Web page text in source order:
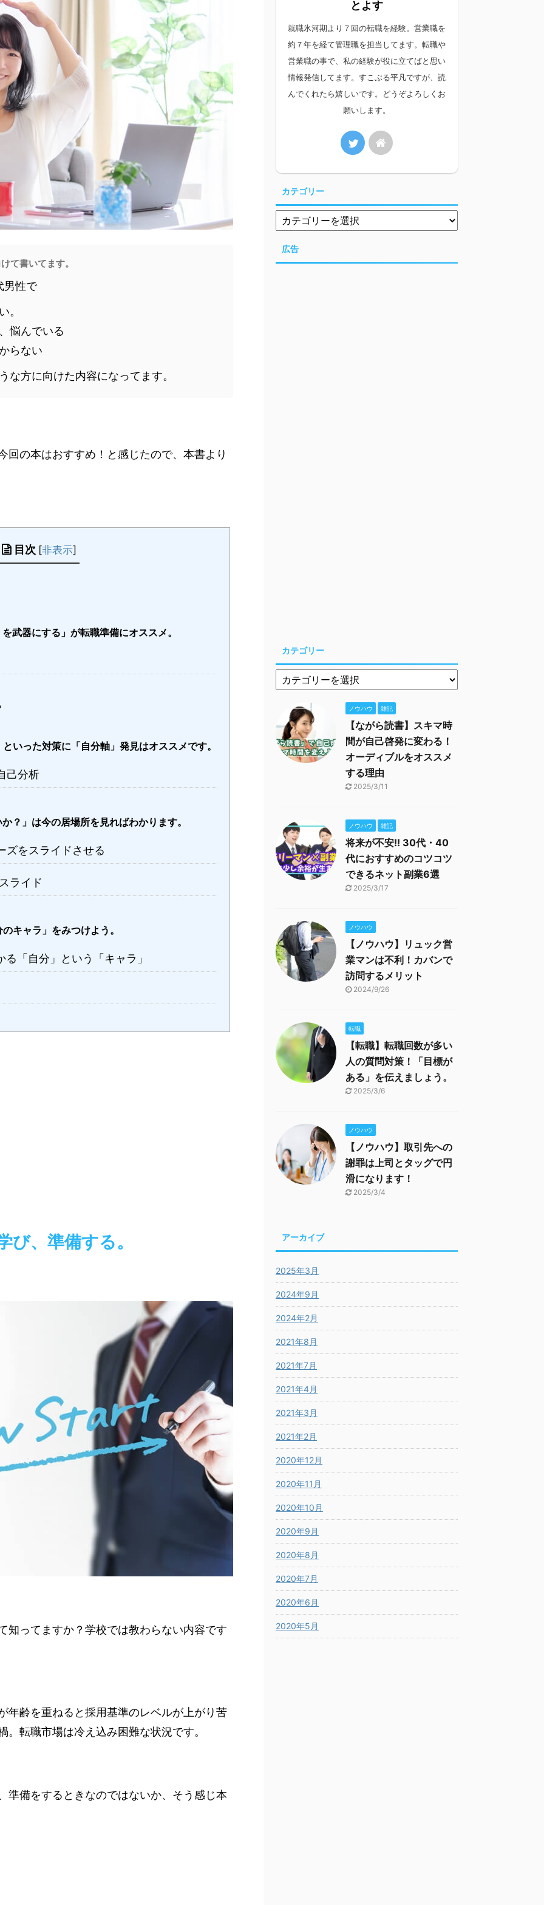
て書いてます。
男性で
。
悩んでいる
らない
な方に向けた内容になってます。
回の本はおすすめ！と感じたので、本書より
目次 [非表示]
武器にする」が転職準備にオススメ。
いった対策に「自分軸」発見はオススメです。
己分析
？」は今の居場所を見ればわかります。
をスライドさせる
ライド
キャラ」をみつけよう。
「自分」という「キャラ」
び、準備する。
知ってますか？学校では教わらない内容です
年齢を重ねると採用基準のレベルが上がり苦
転職市場は冷え込み困難な状況です。
準備をするときなのではないか、そう感じ本
とよす
就職氷河期より７回の転職を経験。営業職を
約７年を経て管理職を担当してます。転職や
営業職の事で、私の経験が役に立てばと思い
情報発信してます。すこぶる平凡ですが、読
んでくれたら嬉しいです。どうぞよろしくお
願いします。
カテゴリー
広告
カテゴリー
ノウハウ 雑記
【ながら読書】スキマ時
間が自己啓発に変わる！
オーディブルをオススメ
する理由
2025/3/11
ノウハウ 雑記
将来が不安!! 30代・40
代におすすめのコツコツ
できるネット副業6選
2025/3/17
ノウハウ
【ノウハウ】リュック営
業マンは不利！カバンで
訪問するメリット
2024/9/26
転職
【転職】転職回数が多い
人の質問対策！「目標が
ある」を伝えましょう。
2025/3/6
ノウハウ
【ノウハウ】取引先への
謝罪は上司とタッグで円
滑になります！
2025/3/4
アーカイブ
2025年3月
2024年9月
2024年2月
2021年8月
2021年7月
2021年4月
2021年3月
2021年2月
2020年12月
2020年11月
2020年10月
2020年9月
2020年8月
2020年7月
2020年6月
2020年5月